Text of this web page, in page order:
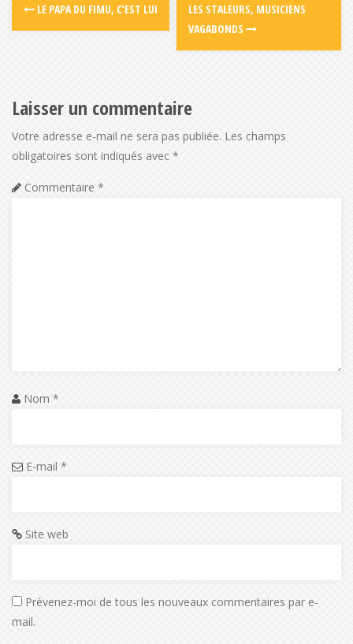
LE PAPA DU FIMU, C’EST LUI
LES STALEURS, MUSICIENS
VAGABONDS
Laisser un commentaire
Votre adresse e-mail ne sera pas publiée. Les champs
obligatoires sont indiqués avec *
Commentaire *
Nom *
E-mail *
Site web
Prévenez-moi de tous les nouveaux commentaires par e-
mail.